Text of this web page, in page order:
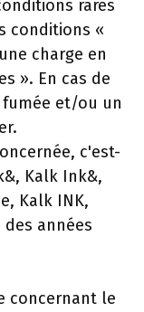
rares
conditions «
charge en
». En cas de
et/ou un
c'est-
Kalk Ink&,
Kalk INK,
des années
concernant le